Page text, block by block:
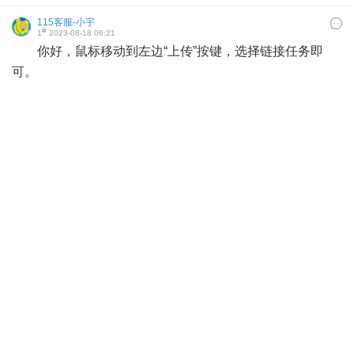
115客服-小宇
1# 2023-08-18 06:21
你好，鼠标移动到左边“上传”按键，选择链接任务即
可。